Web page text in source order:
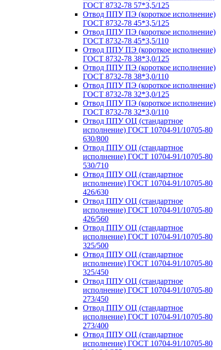
ГОСТ 8732-78 57*3,5/125
Отвод ППУ ПЭ (короткое исполнение)
ГОСТ 8732-78 45*3,5/125
Отвод ППУ ПЭ (короткое исполнение)
ГОСТ 8732-78 45*3,5/110
Отвод ППУ ПЭ (короткое исполнение)
ГОСТ 8732-78 38*3,0/125
Отвод ППУ ПЭ (короткое исполнение)
ГОСТ 8732-78 38*3,0/110
Отвод ППУ ПЭ (короткое исполнение)
ГОСТ 8732-78 32*3,0/125
Отвод ППУ ПЭ (короткое исполнение)
ГОСТ 8732-78 32*3,0/110
Отвод ППУ ОЦ (стандартное
исполнение) ГОСТ 10704-91/10705-80
630/800
Отвод ППУ ОЦ (стандартное
исполнение) ГОСТ 10704-91/10705-80
530/710
Отвод ППУ ОЦ (стандартное
исполнение) ГОСТ 10704-91/10705-80
426/630
Отвод ППУ ОЦ (стандартное
исполнение) ГОСТ 10704-91/10705-80
426/560
Отвод ППУ ОЦ (стандартное
исполнение) ГОСТ 10704-91/10705-80
325/500
Отвод ППУ ОЦ (стандартное
исполнение) ГОСТ 10704-91/10705-80
325/450
Отвод ППУ ОЦ (стандартное
исполнение) ГОСТ 10704-91/10705-80
273/450
Отвод ППУ ОЦ (стандартное
исполнение) ГОСТ 10704-91/10705-80
273/400
Отвод ППУ ОЦ (стандартное
исполнение) ГОСТ 10704-91/10705-80